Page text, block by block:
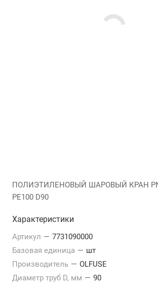
ПОЛИЭТИЛЕНОВЫЙ ШАРОВЫЙ КРАН
PE100 D90
Характеристики
Артикул — 7731090000
Базовая единица — шт
Производитель — OLFUSE
Диаметр труб D, мм — 90